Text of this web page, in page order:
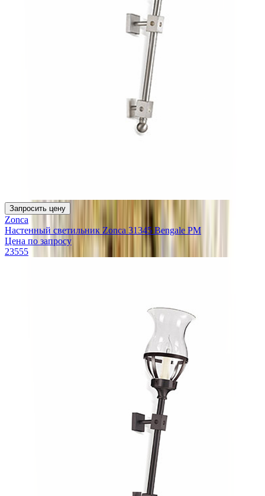
Запросить цену
Zonca
Настенный светильник Zonca 31345 Bengale PM
Цена по запросу
23555